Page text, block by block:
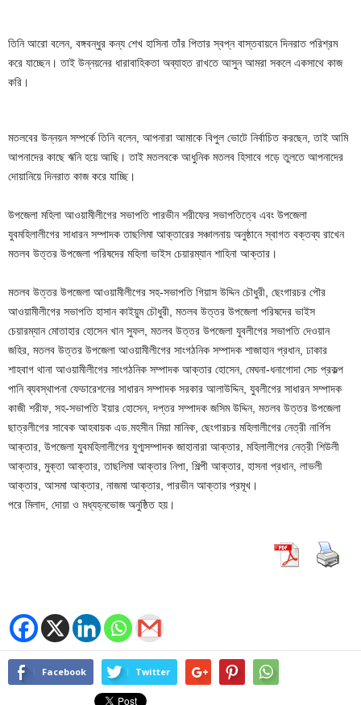
তিনি আরো বলেন, বঙ্গবন্ধুর কন্য শেখ হাসিনা তাঁর পিতার স্বপ্ন বাস্তবায়নে দিনরাত পরিশ্রম
করে যাচ্ছেন। তাই উন্নয়নের ধারাবাহিকতা অব্যাহত রাখতে আসুন আমরা সকলে একসাথে কাজ
করি।
মতলবের উন্নয়ন সম্পর্কে তিনি বলেন, আপনারা আমাকে বিপুল ভোটে নির্বাচিত করছেন, তাই আমি
আপনাদের কাছে ঋনি হয়ে আছি। তাই মতলবকে আধুনিক মতলব হিসাবে গড়ে তুলতে আপনাদের
দোয়ানিয়ে দিনরাত কাজ করে যাচ্ছি।
উপজেলা মহিলা আওয়ামীলীগের সভাপতি পারভীন শরীফের সভাপতিত্বে এবং উপজেলা
যুবমহিলালীগের সাধারন সম্পাদক তাছলিমা আক্তারের সঞ্চালনায় অনুষ্ঠানে স্বাগত বক্তব্য রাখেন
মতলব উত্তর উপজেলা পরিষদের মহিলা ভাইস চেয়ারম্যান শাহিনা আক্তার।
মতলব উত্তর উপজেলা আওয়ামীলীগের সহ-সভাপতি গিয়াস উদ্দিন চৌধুরী, ছেংগারচর পৌর
আওয়ামীলীগের সভাপতি হাসান কাইয়ুম চৌধুরী, মতলব উত্তর উপজেলা পরিষদের ভাইস
চেয়ারম্যান মোতাহার হোসেন খান সুফল, মতলব উত্তর উপজেলা যুবলীগের সভাপতি দেওয়ান
জহির, মতলব উত্তর উপজেলা আওয়ামীলীগের সাংগঠনিক সম্পাদক শাজাহান প্রধান, ঢাকার
শাহবাগ থানা আওয়ামীলীগের সাংগঠনিক সম্পাদক আক্তার হোসেন, মেঘনা-ধনাগোদা সেচ প্রকল্প
পানি ব্যবস্থাপনা ফেডারেশনের সাধারন সম্পাদক সরকার আলাউদ্দিন, যুবলীগের সাধারন সম্পাদক
কাজী শরীফ, সহ-সভাপতি ইয়ার হোসেন, দপ্তর সম্পাদক জসিম উদ্দিন, মতলব উত্তর উপজেলা
ছাত্রলীগের সাবেক আহবায়ক এড.মহসীন মিয়া মানিক, ছেংগারচর মহিলালীগের নেত্রী নার্গিস
আক্তার, উপজেলা যুবমহিলালীগের যুগ্মসম্পাদক জাহানারা আক্তার, মহিলালীগের নেত্রী শিউলী
আক্তার, মুক্তা আক্তার, তাছলিমা আক্তার নিপা, শিল্পী আক্তার, হাসনা প্রধান, লাভলী
আক্তার, আসমা আক্তার, নাজমা আক্তার, পারভীন আক্তার প্রমূখ।
পরে মিলাদ, দোয়া ও মধ্যহ্নভোজ অনুষ্ঠিত হয়।
Facebook Twitter